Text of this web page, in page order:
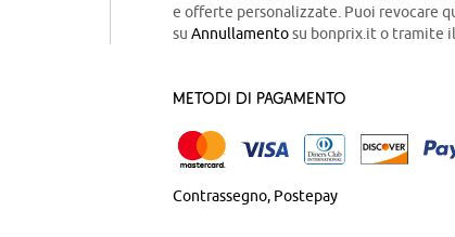
e offerte personalizzate. Puoi revocare
su Annullamentosu bonprix.it o tramite
Metodi di pagamento
Contrassegno Postepay